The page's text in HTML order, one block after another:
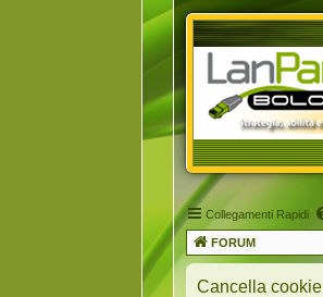
Collegamenti Rapidi
FORUM
Cancella cookie